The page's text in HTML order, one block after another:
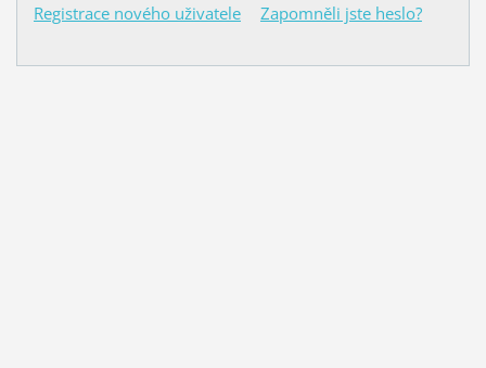
Registrace nového uživatele Zapomněli jste heslo?